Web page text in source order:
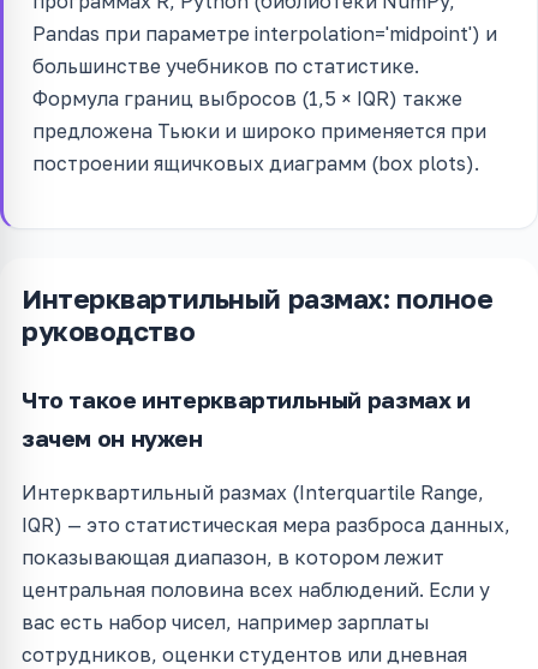
Pandas при параметре interpolation='midpoint') и
большинстве учебников по статистике.
Формула границ выбросов (1,5 × IQR) также
предложена Тьюки и широко применяется при
построении ящичковых диаграмм (box plots).
Интерквартильный размах: полное
руководство
Что такое интерквартильный размах и
зачем он нужен
Интерквартильный размах (Interquartile Range,
IQR) — это статистическая мера разброса данных,
показывающая диапазон, в котором лежит
центральная половина всех наблюдений. Если у
вас есть набор чисел, например зарплаты
сотрудников, оценки студентов или дневная